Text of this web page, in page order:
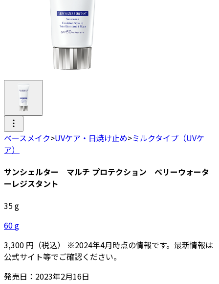
ベースメイク>UVケア・日焼け止め>ミルクタイプ（UVケ
ア）
サンシェルター マルチ プロテクション ベリーウォータ
ーレジスタント
35g
60g
3,300 円 （税込） ※2024年4月時点の情報です。最新情報は
公式サイト等でご確認ください。
発売日： 2023年2月16日